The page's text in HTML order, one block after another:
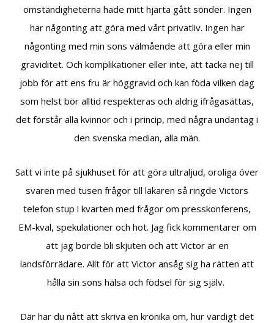
omständigheterna hade mitt hjärta gått sönder. Ingen
har någonting att göra med vårt privatliv. Ingen har
någonting med min sons välmående att göra eller min
graviditet. Och komplikationer eller inte, att tacka nej till
jobb för att ens fru är höggravid och kan föda vilken dag
som helst bör alltid respekteras och aldrig ifrågasättas,
det förstår alla kvinnor och i princip, med några undantag i
den svenska median, alla män.
Satt vi inte på sjukhuset för att göra ultraljud, oroliga över
svaren med tusen frågor till läkaren så ringde Victors
telefon stup i kvarten med frågor om presskonferens,
EM-kval, spekulationer och hot. Jag fick kommentarer om
att jag borde bli skjuten och att Victor är en
landsförrädare. Allt för att Victor ansåg sig ha rätten att
hålla sin sons hälsa och födsel för sig själv.
Där har du nått att skriva en krönika om, hur värdigt det